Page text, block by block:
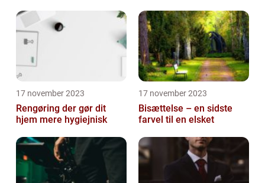
17 november 2023
Rengøring der gør dit
hjem mere hygiejnisk
17 november 2023
Bisættelse – en sidste
farvel til en elsket